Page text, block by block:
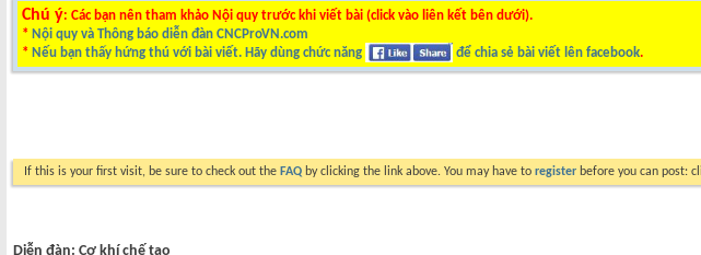
Chú ý: Các bạn nên tham khảo Nội quy trước khi viết bài (click vào liên kết bên dưới).
* Nội quy và Thông báo diễn đàn CNCProVN.com
* Nếu bạn thấy hứng thú với bài viết. Hãy dùng chức năng để chia sẻ bài viết lên facebook.
If this is your first visit, be sure to check out the FAQ by clicking the link above. You may have to register before you can post:
Diễn đàn: Cơ khí chế tạo